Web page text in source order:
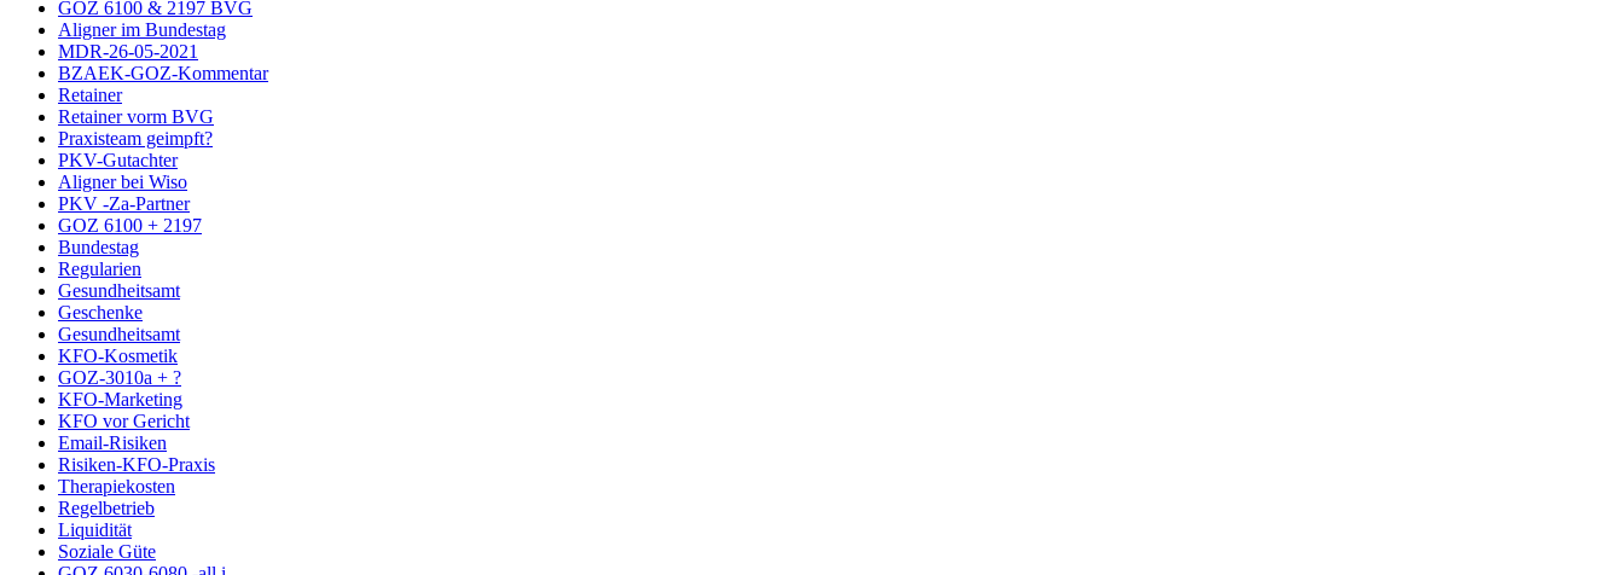
GOZ 6100 & 2197 BVG
Aligner im Bundestag
MDR-26-05-2021
BZAEK-GOZ-Kommentar
Retainer
Retainer vorm BVG
Praxisteam geimpft?
PKV-Gutachter
Aligner bei Wiso
PKV -Za-Partner
GOZ 6100 + 2197
Bundestag
Regularien
Gesundheitsamt
Geschenke
Gesundheitsamt
KFO-Kosmetik
GOZ-3010a + ?
KFO-Marketing
KFO vor Gericht
Email-Risiken
Risiken-KFO-Praxis
Therapiekosten
Regelbetrieb
Liquidität
Soziale Güte